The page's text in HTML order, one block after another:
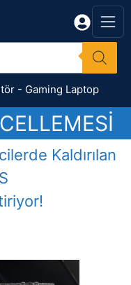
- Gaming Laptop
Kaldırılan